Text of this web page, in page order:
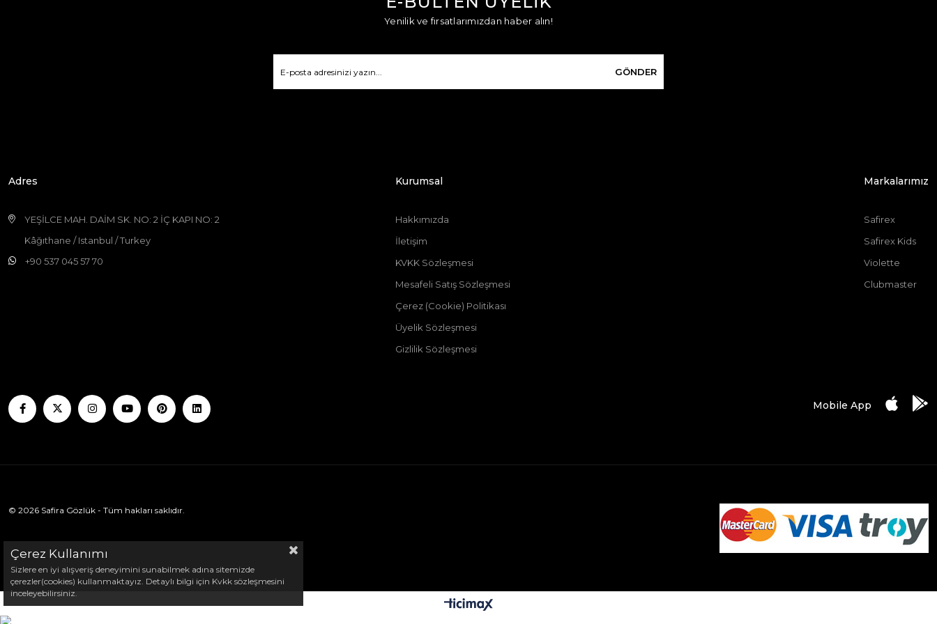
Yenilik ve fırsatlarımızdan haber alın!
GÖNDER
Adres
YEŞİLCE MAH. DAİM SK. NO: 2 İÇ KAPI NO: 2
Kâğıthane / Istanbul / Turkey
+90 537 045 57 70
Kurumsal
Hakkımızda
İletişim
KVKK Sözleşmesi
Mesafeli Satış Sözleşmesi
Çerez (Cookie) Politikası
Üyelik Sözleşmesi
Gizlilik Sözleşmesi
Markalarımız
Safirex
Safirex Kids
Violette
Clubmaster
Mobile App
© 2026 Safira Gözlük - Tüm hakları saklıdır.
Çerez Kullanımı
Sizlere en iyi alışveriş deneyimini sunabilmek adına sitemizde
çerezler(cookies) kullanmaktayız. Detaylı bilgi için Kvkk sözleşmesini
inceleyebilirsiniz.